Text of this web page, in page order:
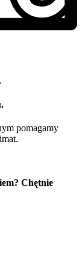
pomagamy
Chętnie